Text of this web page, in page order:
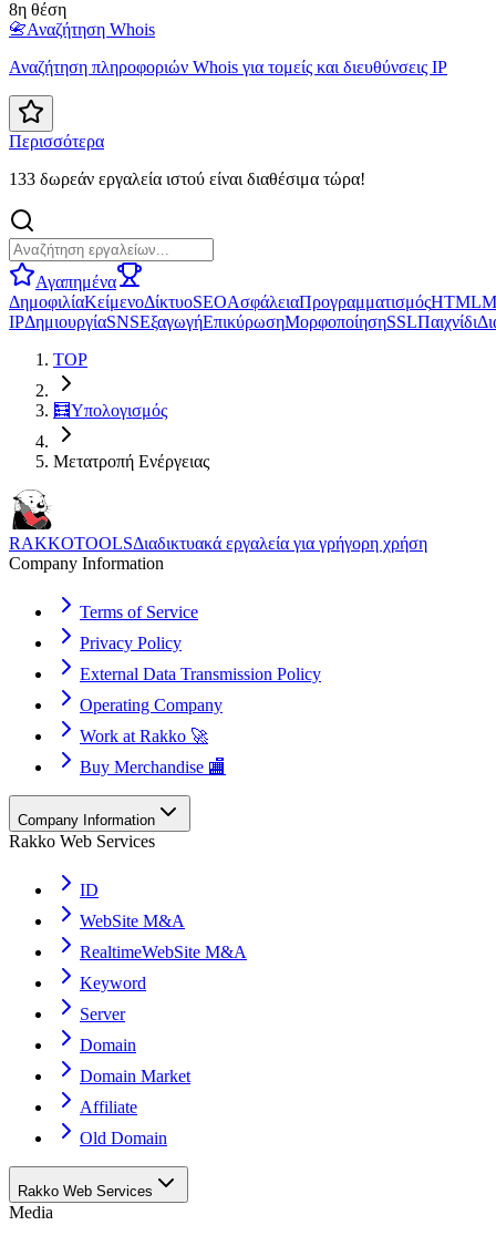
8η θέση
📇Αναζήτηση Whois
Αναζήτηση πληροφοριών Whois για τομείς και διευθύνσεις IP
Περισσότερα
133 δωρεάν εργαλεία ιστού είναι διαθέσιμα τώρα!
Αγαπημένα
ΔημοφιλίαΚείμενοΔίκτυοSEOΑσφάλειαΠρογραμματισμόςHTML
IPΔημιουργίαSNSΕξαγωγήΕπικύρωσηΜορφοποίησηSSLΠαιχνίδι
TOP
🧮Υπολογισμός
Μετατροπή Ενέργειας
RAKKOTOOLSΔιαδικτυακά εργαλεία για γρήγορη χρήση
Company Information
Terms of Service
Privacy Policy
External Data Transmission Policy
Operating Company
Work at Rakko 🚀
Buy Merchandise 🏬
Company Information
Rakko Web Services
ID
WebSite M&A
RealtimeWebSite M&A
Keyword
Server
Domain
Domain Market
Affiliate
Old Domain
Rakko Web Services
Media